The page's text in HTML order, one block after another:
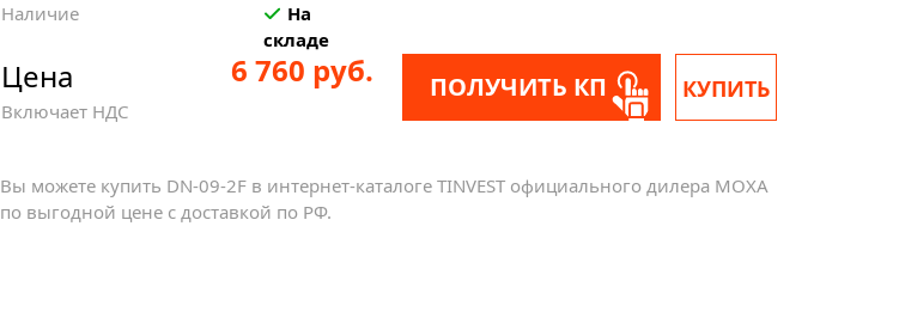
Наличие
На
складе
Цена
Включает НДС
6 760 руб. ПОЛУЧИТЬ КП КУПИТЬ
Вы можете купить DN-09-2F в интернет-каталоге TINVEST официального дилера MOXA
по выгодной цене с доставкой по РФ.